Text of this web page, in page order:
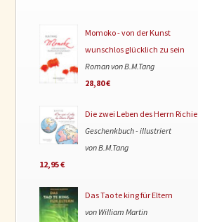
Momoko - von der Kunst
wunschlos glücklich zu sein
Roman von B.M.Tang
28,80 €
Die zwei Leben des Herrn Richie
Geschenkbuch - illustriert
von B.M.Tang
12,95 €
Das Tao te king für Eltern
von William Martin